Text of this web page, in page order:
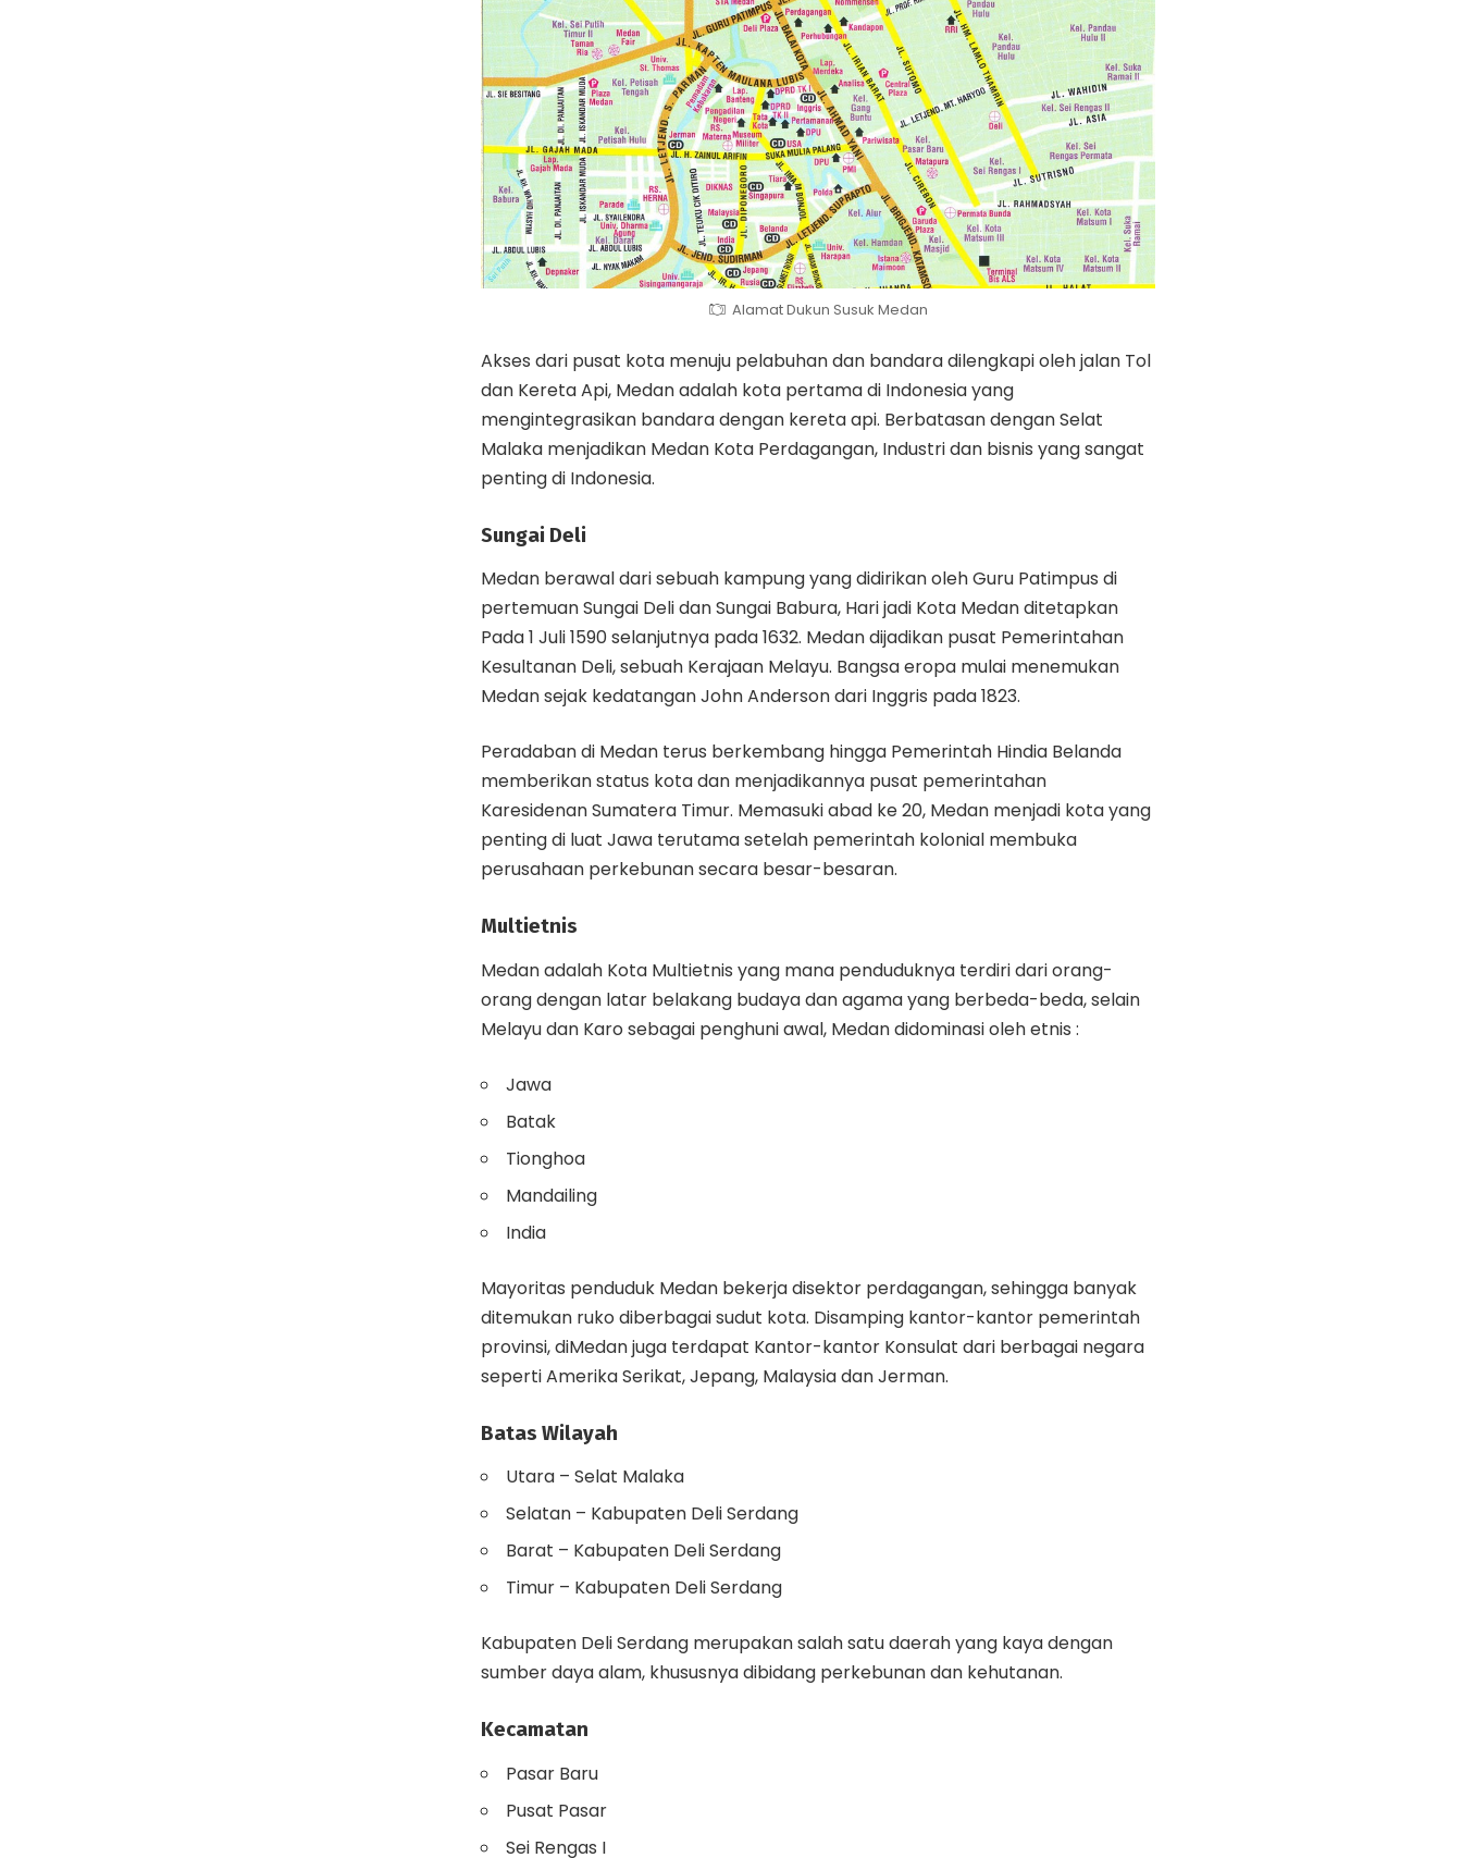
Alamat Dukun Susuk Medan
Akses dari pusat kota menuju pelabuhan dan bandara dilengkapi oleh jalan Tol
dan Kereta Api, Medan adalah kota pertama di Indonesia yang
mengintegrasikan bandara dengan kereta api. Berbatasan dengan Selat
Malaka menjadikan Medan Kota Perdagangan, Industri dan bisnis yang sangat
penting di Indonesia.
Sungai Deli
Medan berawal dari sebuah kampung yang didirikan oleh Guru Patimpus di
pertemuan Sungai Deli dan Sungai Babura, Hari jadi Kota Medan ditetapkan
Pada 1 Juli 1590 selanjutnya pada 1632. Medan dijadikan pusat Pemerintahan
Kesultanan Deli, sebuah Kerajaan Melayu. Bangsa eropa mulai menemukan
Medan sejak kedatangan John Anderson dari Inggris pada 1823.
Peradaban di Medan terus berkembang hingga Pemerintah Hindia Belanda
memberikan status kota dan menjadikannya pusat pemerintahan
Karesidenan Sumatera Timur. Memasuki abad ke 20, Medan menjadi kota yang
penting di luat Jawa terutama setelah pemerintah kolonial membuka
perusahaan perkebunan secara besar-besaran.
Multietnis
Medan adalah Kota Multietnis yang mana penduduknya terdiri dari orang-
orang dengan latar belakang budaya dan agama yang berbeda-beda, selain
Melayu dan Karo sebagai penghuni awal, Medan didominasi oleh etnis :
Jawa
Batak
Tionghoa
Mandailing
India
Mayoritas penduduk Medan bekerja disektor perdagangan, sehingga banyak
ditemukan ruko diberbagai sudut kota. Disamping kantor-kantor pemerintah
provinsi, diMedan juga terdapat Kantor-kantor Konsulat dari berbagai negara
seperti Amerika Serikat, Jepang, Malaysia dan Jerman.
Batas Wilayah
Utara – Selat Malaka
Selatan – Kabupaten Deli Serdang
Barat – Kabupaten Deli Serdang
Timur – Kabupaten Deli Serdang
Kabupaten Deli Serdang merupakan salah satu daerah yang kaya dengan
sumber daya alam, khususnya dibidang perkebunan dan kehutanan.
Kecamatan
Pasar Baru
Pusat Pasar
Sei Rengas I